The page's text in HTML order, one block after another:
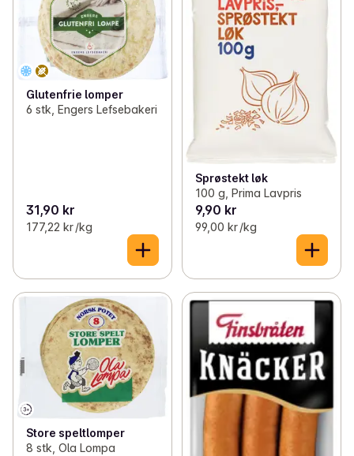
Glutenfrie lomper
6 stk, Engers Lefsebakeri
31,90 kr
177,22 kr /kg
Sprøstekt løk
100 g, Prima Lavpris
9,90 kr
99,00 kr /kg
Store speltlomper
8 stk, Ola Lompa